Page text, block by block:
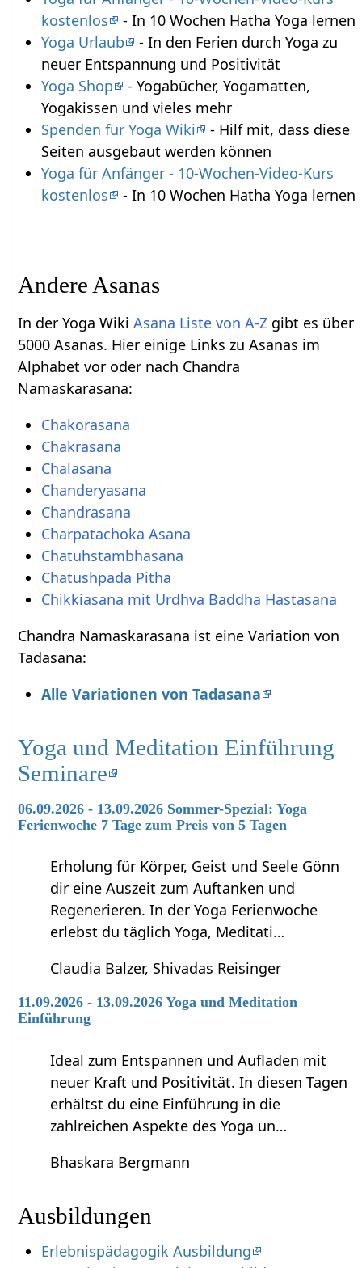
kostenlos
- In 10 Wochen Hatha Yoga lernen
Yoga Urlaub
- In den Ferien durch Yoga zu
neuer Entspannung und Positivität
Yoga Shop
- Yogabücher, Yogamatten,
Yogakissen und vieles mehr
Spenden für Yoga Wiki
- Hilf mit, dass diese
Seiten ausgebaut werden können
Yoga für Anfänger - 10-Wochen-Video-Kurs
kostenlos
- In 10 Wochen Hatha Yoga lernen
Andere Asanas
In der Yoga WikiAsana Liste von A-Z gibt es über
5000 Asanas. Hier einige Links zu Asanas im
Alphabet vor oder nach Chandra
Namaskarasana:
Chakorasana
Chakrasana
Chalasana
Chanderyasana
Chandrasana
Charpatachoka Asana
Chatuhstambhasana
Chatushpada Pitha
Chikkiasana mit Urdhva Baddha Hastasana
Chandra Namaskarasana ist eine Variation von
Tadasana:
Alle Variationen von Tadasana
Yoga und Meditation Einführung
Seminare
06.09.2026 - 13.09.2026 Sommer-Spezial: Yoga
Ferienwoche 7 Tage zum Preis von 5 Tagen
Erholung für Körper, Geist und Seele Gönn
dir eine Auszeit zum Auftanken und
Regenerieren. In der Yoga Ferienwoche
erlebst du täglich Yoga, Meditati…
Claudia Balzer, Shivadas Reisinger
11.09.2026 - 13.09.2026 Yoga und Meditation
Einführung
Ideal zum Entspannen und Aufladen mit
neuer Kraft und Positivität. In diesen Tagen
erhältst du eine Einführung in die
zahlreichen Aspekte des Yoga un…
Bhaskara Bergmann
Ausbildungen
Erlebnispädagogik Ausbildung